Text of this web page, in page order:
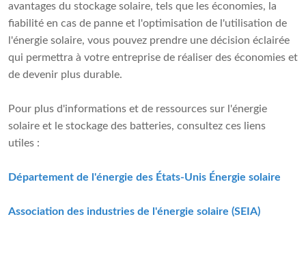
avantages du stockage solaire, tels que les économies, la
fiabilité en cas de panne et l'optimisation de l'utilisation de
l'énergie solaire, vous pouvez prendre une décision éclairée
qui permettra à votre entreprise de réaliser des économies et
de devenir plus durable.
Pour plus d'informations et de ressources sur l'énergie
solaire et le stockage des batteries, consultez ces liens
utiles :
Département de l'énergie des États-Unis Énergie solaire
Association des industries de l'énergie solaire (SEIA)